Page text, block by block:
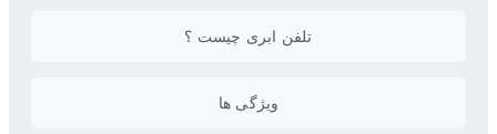
تلفن ابری چیست ؟
ویژگی ها